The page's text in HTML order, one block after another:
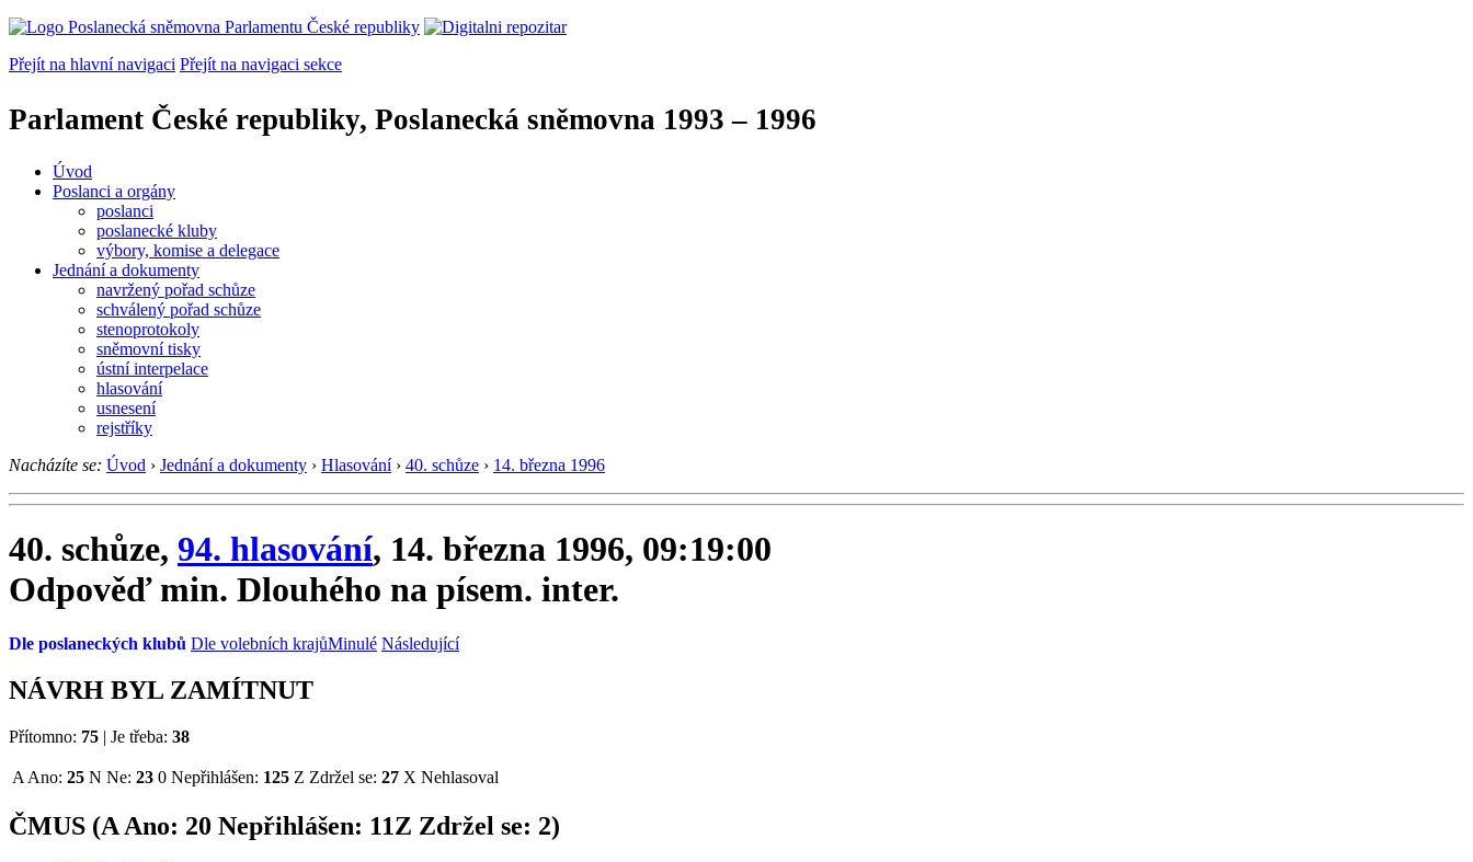
Přejít na hlavní navigaci Přejít na navigaci sekce
Parlament České republiky, Poslanecká sněmovna 1993 – 1996
Úvod
Poslanci a orgány
poslanci
poslanecké kluby
výbory, komise a delegace
Jednání a dokumenty
navržený pořad schůze
schválený pořad schůze
stenoprotokoly
sněmovní tisky
ústní interpelace
hlasování
usnesení
rejstříky
Nacházíte se: Úvod › Jednání a dokumenty › Hlasování › 40. schůze › 14. března 1996
40. schůze, 94. hlasování, 14. března 1996, 09:19:00
Odpověď min. Dlouhého na písem. inter.
Dle poslaneckých klubů Dle volebních krajůMinulé Následující
NÁVRH BYL ZAMÍTNUT
Přítomno: 75 | Je třeba: 38
A Ano: 25 N Ne: 23 0 Nepřihlášen: 125 Z Zdržel se: 27 X Nehlasoval
ČMUS (AAno: 20 Nepřihlášen: 11Z Zdržel se: 2)